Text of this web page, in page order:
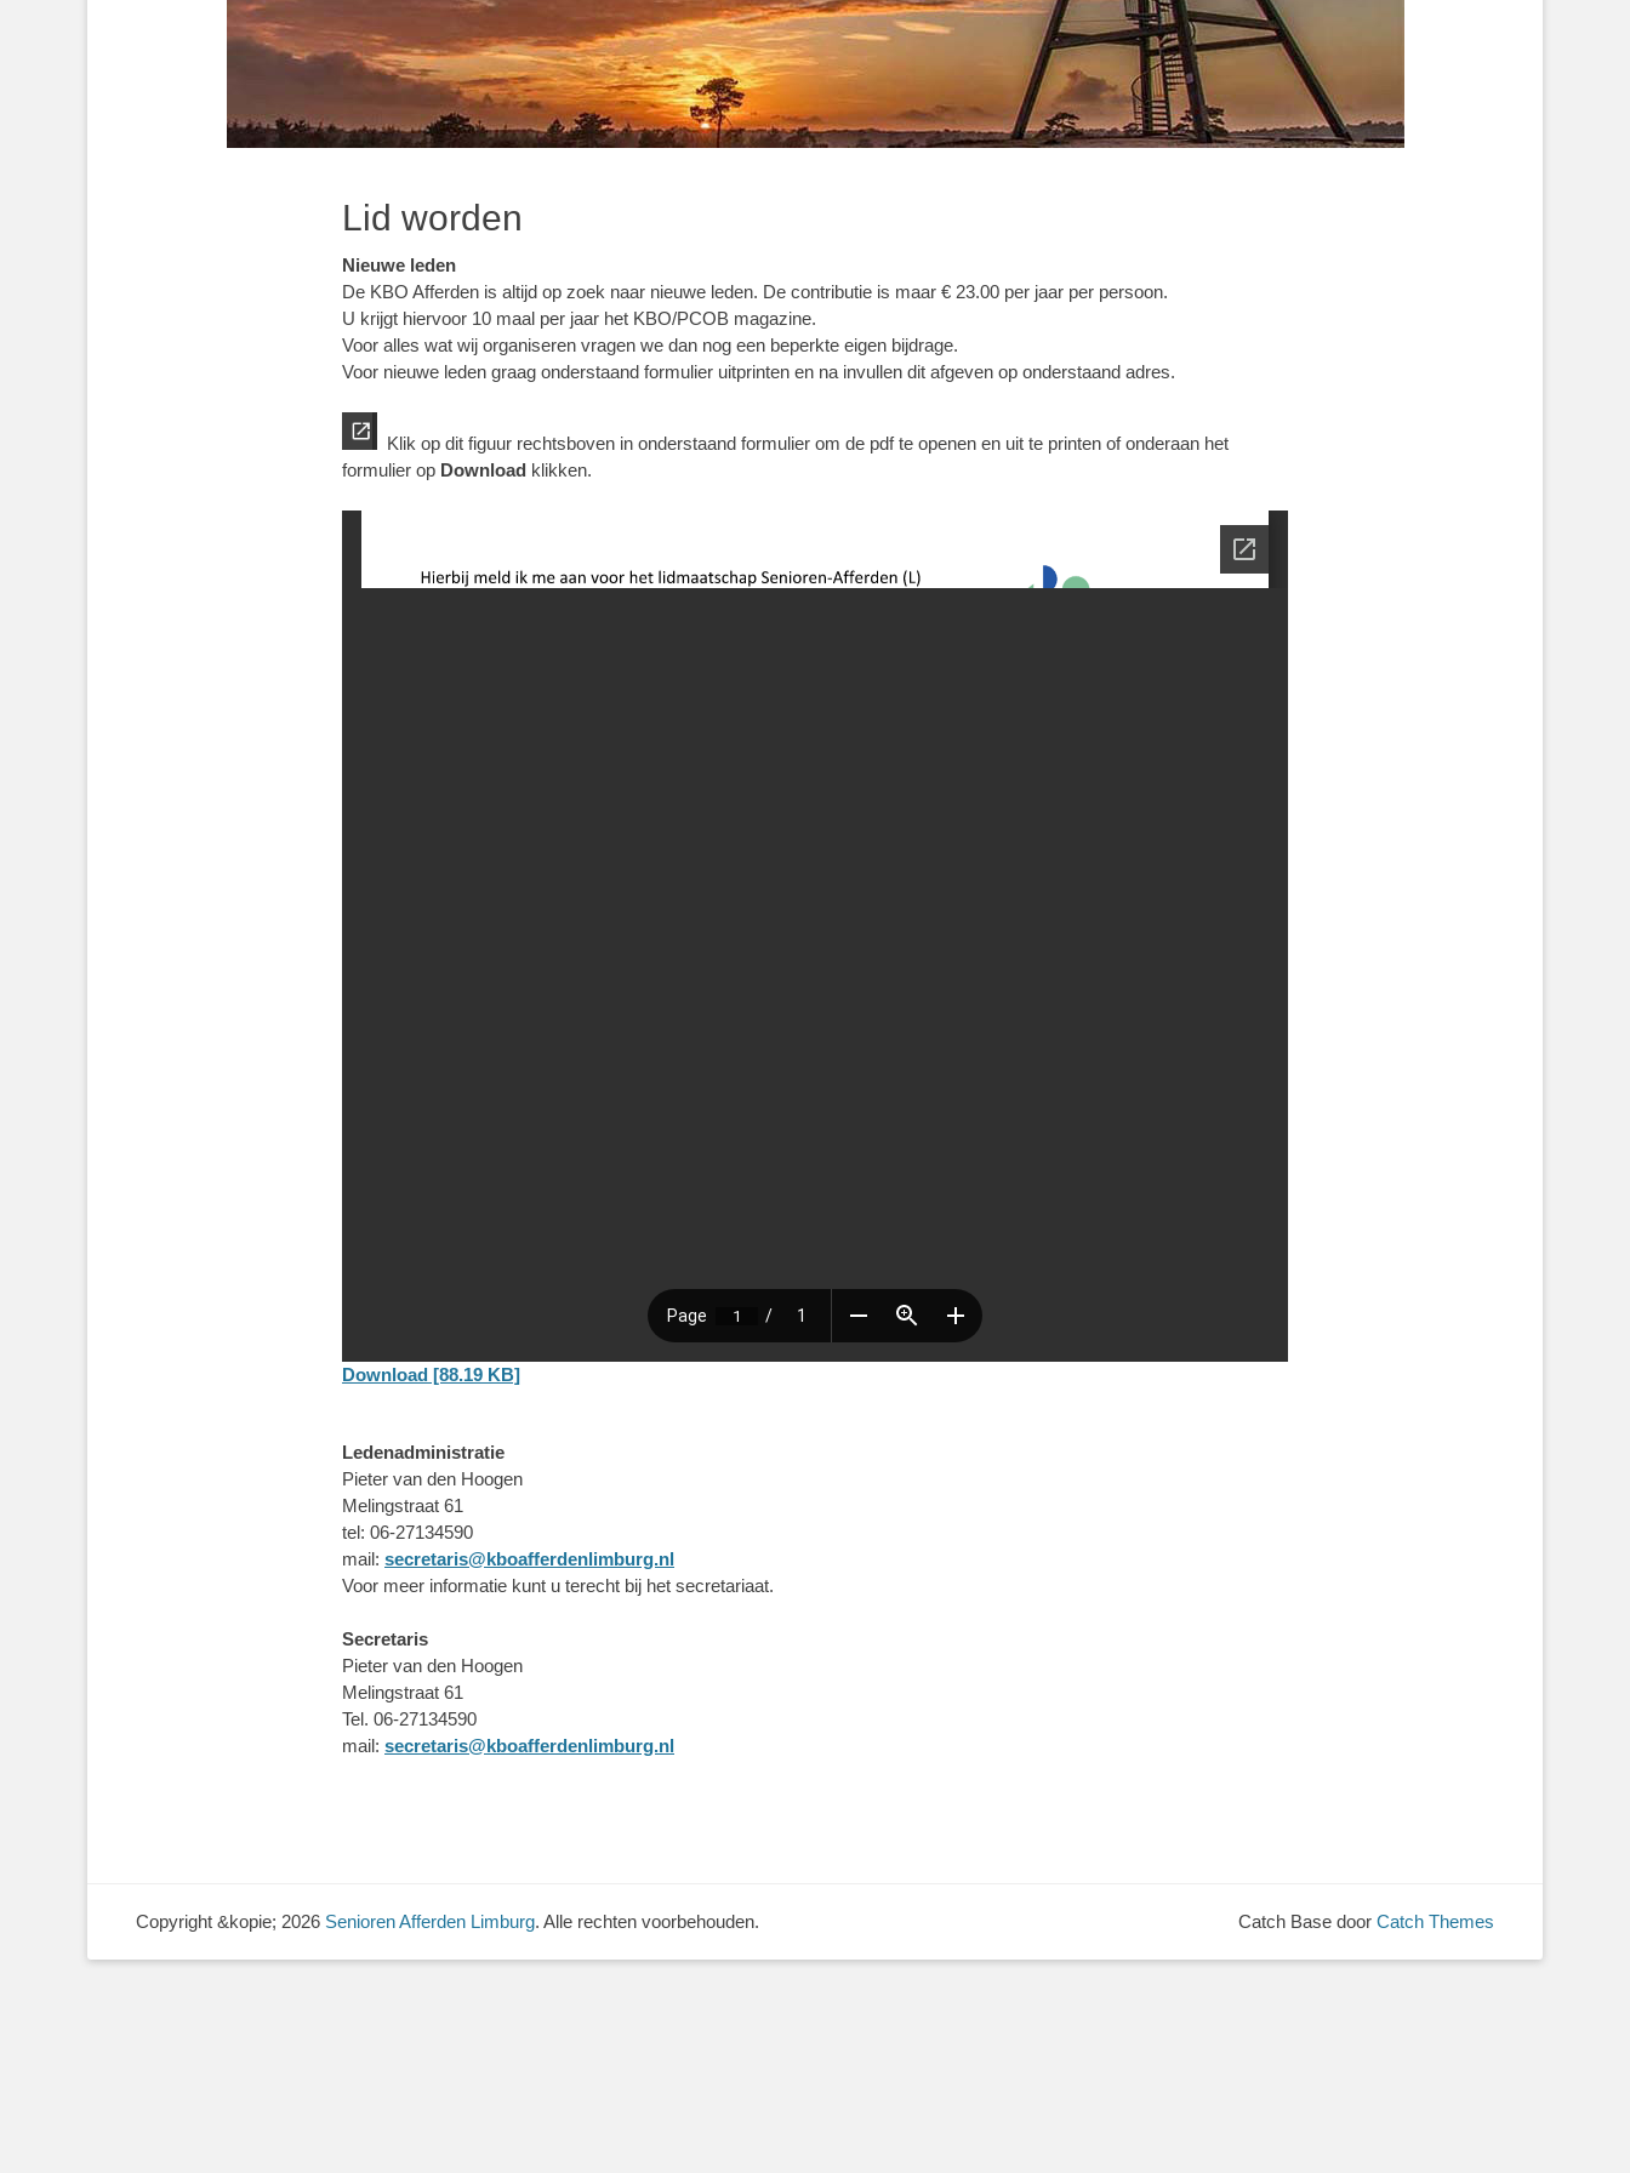
Lid worden
Nieuwe leden
De KBO Afferden is altijd op zoek naar nieuwe leden. De contributie is maar € 23.00 per jaar per persoon.
U krijgt hiervoor 10 maal per jaar het KBO/PCOB magazine.
Voor alles wat wij organiseren vragen we dan nog een beperkte eigen bijdrage.
Voor nieuwe leden graag onderstaand formulier uitprinten en na invullen dit afgeven op onderstaand adres.
Klik op dit figuur rechtsboven in onderstaand formulier om de pdf te openen en uit te printen of onderaan het
formulier op Download klikken.
Download [88.19 KB]
Ledenadministratie
Pieter van den Hoogen
Melingstraat 61
tel: 06-27134590
mail: secretaris@kboafferdenlimburg.nl
Voor meer informatie kunt u terecht bij het secretariaat.
Secretaris
Pieter van den Hoogen
Melingstraat 61
Tel. 06-27134590
mail: secretaris@kboafferdenlimburg.nl
Copyright &kopie; 2026 Senioren Afferden Limburg. Alle rechten voorbehouden. Catch Base door Catch Themes